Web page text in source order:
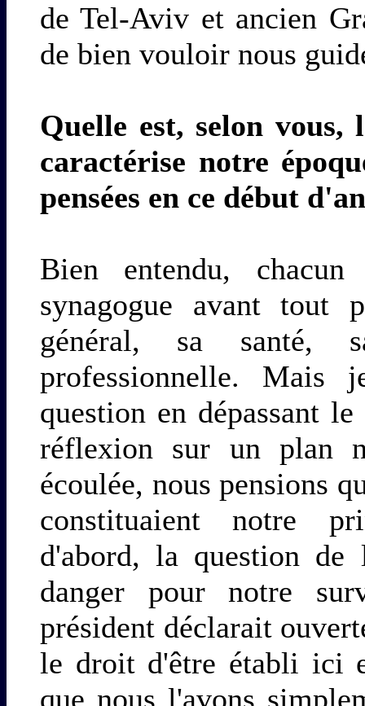
de Tel-Aviv et ancien
de bien vouloir nous
Quelle est, selon
caractérise notre
pensées en ce début
Bien entendu,
synagogue avant tout
général, sa santé,
professionnelle. Mais
question en dépassant
réflexion sur un plan
écoulée, nous pensions
constituaient notre
d'abord, la question
danger pour notre
président déclarait
le droit d'être établi ici
que nous l'avons